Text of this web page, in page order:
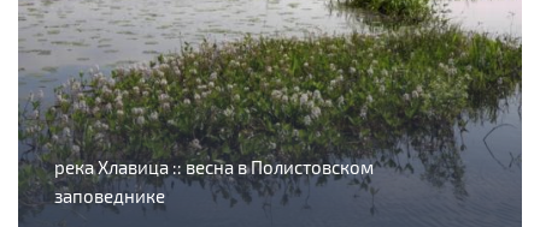
река Хлавица :: весна в Полистовском
заповеднике